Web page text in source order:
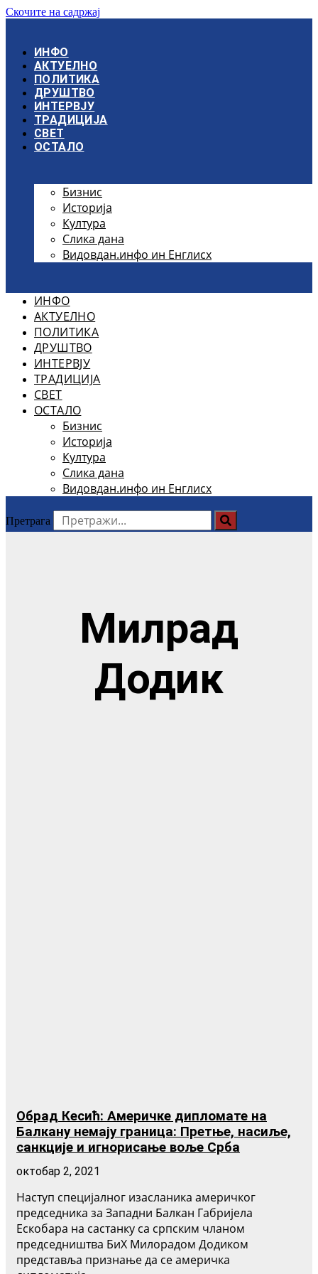
Скочите на садржај
ИНФО
АКТУЕЛНО
ПОЛИТИКА
ДРУШТВО
ИНТЕРВЈУ
ТРАДИЦИЈА
СВЕТ
ОСТАЛО
Бизнис
Историја
Култура
Слика дана
Видовдан.инфо ин Енглисх
ИНФО
АКТУЕЛНО
ПОЛИТИКА
ДРУШТВО
ИНТЕРВЈУ
ТРАДИЦИЈА
СВЕТ
ОСТАЛО
Бизнис
Историја
Култура
Слика дана
Видовдан.инфо ин Енглисх
Претрага
Милрад
Додик
Обрад Кесић: Америчке дипломате на
Балкану немају граница: Претње, насиље,
санкције и игнорисање воље Срба
октобар 2, 2021
Наступ специјалног изасланика америчког
председника за Западни Балкан Габријела
Ескобара на састанку са српским чланом
председништва БиХ Милорадом Додиком
представља признање да се америчка